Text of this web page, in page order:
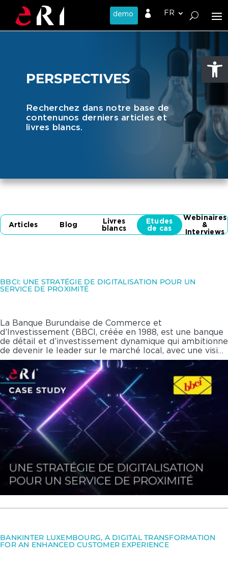
Ouvrir

PERSPECTIVES
Recherchez dans notre base de
contenunos derniers articles et
livres blancs.
Articles Blog
Livres
blancs
Etudes
de cas
Webinaires
&
Interviews
BBCI: UNE STRATÉGIE DE DIGITALISATION POUR UN
SERVICE DE PROXIMITÉ
La Banque Burundaise de Commerce et
d’Investissement (BBCI, créée en 1988, est une banque
de détail et d’investissement dynamique qui ambitionne
de devenir le leader sur le marché local, avec une vision
internationale. La banque s’est fixée comme objectif
principal d’être une référence en matière de qualité de
service-client ainsi que pour son offre digitale. Pour
atteindre ces objectifs, la BBCI a misé sur l’acquisition
de nouveaux talents mais également sur
l’implémentation de nouveaux outils technologiques
capables de supporter sa croissance future.
BANKINTER LUXEMBOURG, A DIGITAL TRANSFORMATION
FOR AN ENHANCED CUSTOMER EXPERIENCE